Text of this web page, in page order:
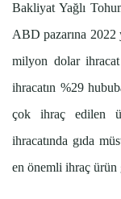
Bakliyat Yağlı
ABD pazarına 2022
milyon dolar ihracat
ihracatın %29
çok ihraç edilen
ihracatında gıda
en önemli ihraç ürün